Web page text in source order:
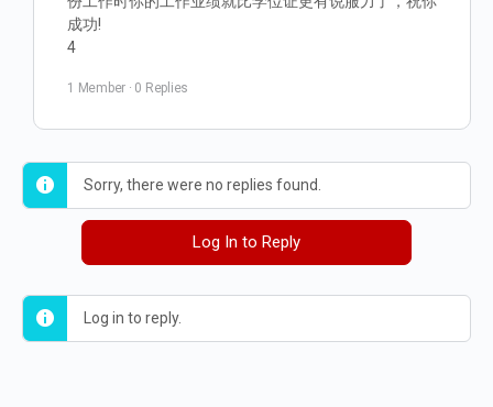
成功!
4
1 Member · 0 Replies
Sorry, there were no replies found.
Log In to Reply
Log in to reply.